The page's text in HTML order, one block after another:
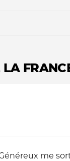
me